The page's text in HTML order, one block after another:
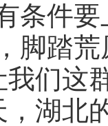
条件
脚踏
们这
湖北